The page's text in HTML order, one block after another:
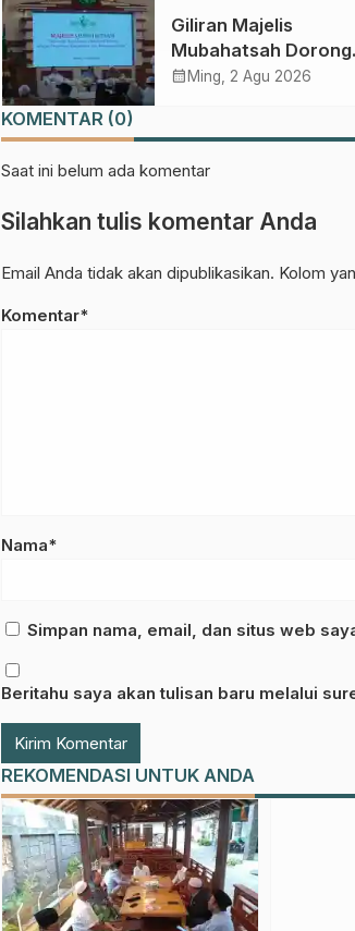
Giliran Majelis
Mubahatsah Dorong
Gagasan
calendar_month Ming, 2 Agu 2026
KOMENTAR (0)
Saat ini belum ada komentar
Silahkan tulis komentar Anda
Email Anda tidak akan dipublikasikan. Kolom
Komentar*
Nama*
Simpan nama, email, dan situs web
Beritahu saya akan tulisan baru melalui
REKOMENDASI UNTUK ANDA